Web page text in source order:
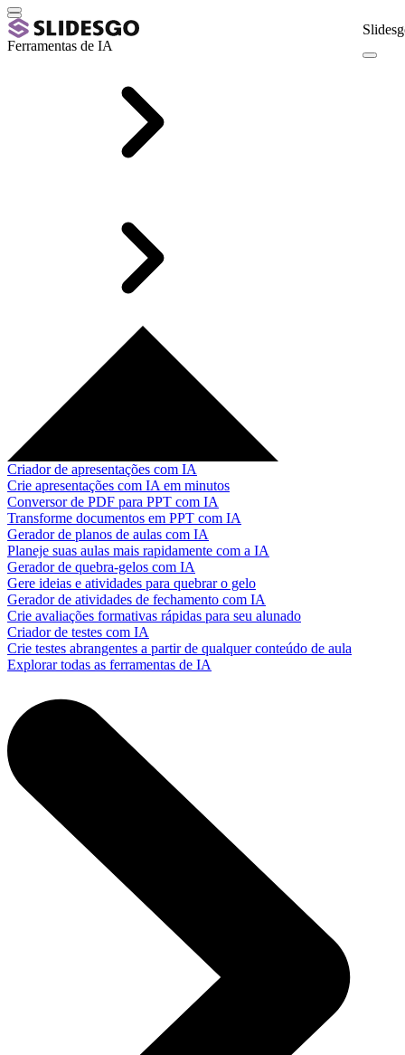
Ferramentas de IA
Criador de apresentações com IA
Crie apresentações com IA em minutos
Conversor de PDF para PPT com IA
Transforme documentos em PPT com IA
Gerador de planos de aulas com IA
Planeje suas aulas mais rapidamente com a IA
Gerador de quebra-gelos com IA
Gere ideias e atividades para quebrar o gelo
Gerador de atividades de fechamento com IA
Crie avaliações formativas rápidas para seu alunado
Criador de testes com IA
Crie testes abrangentes a partir de qualquer conteúdo de aula
Explorar todas as ferramentas de IA